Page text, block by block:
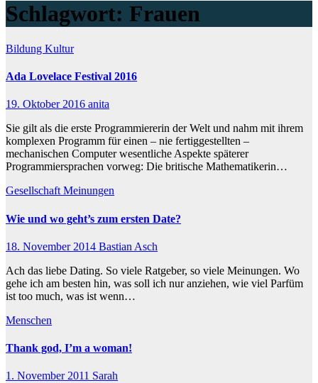
Schlagwort: Frauen
Bildung Kultur
Ada Lovelace Festival 2016
19. Oktober 2016 anita
Sie gilt als die erste Programmiererin der Welt und nahm mit ihrem
komplexen Programm für einen – nie fertiggestellten –
mechanischen Computer wesentliche Aspekte späterer
Programmiersprachen vorweg: Die britische Mathematikerin…
GesellschaftMeinungen
Wie und wo geht’s zum ersten Date?
18. November 2014 Bastian Asch
Ach das liebe Dating. So viele Ratgeber, so viele Meinungen. Wo
gehe ich am besten hin, was soll ich nur anziehen, wie viel Parfüm
ist too much, was ist wenn…
Menschen
Thank god, I’m a woman!
1. November 2011 Sarah